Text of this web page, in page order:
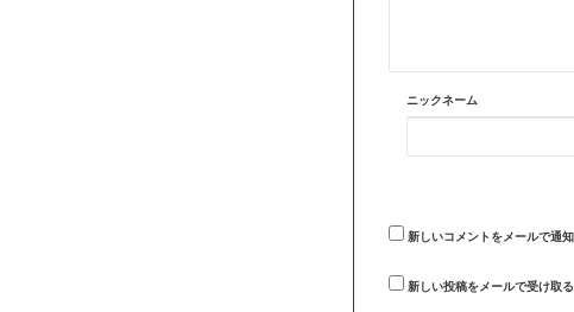
ニックネーム
新しいコメントをメールで通知
新しい投稿をメールで受け取る